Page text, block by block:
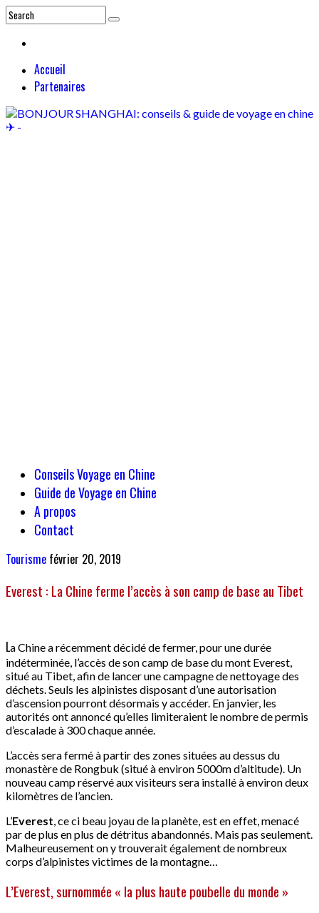
Accueil
Partenaires
Conseils Voyage en Chine
Guide de Voyage en Chine
A propos
Contact
Tourisme février 20, 2019
Everest : La Chine ferme l’accès à son camp de base au Tibet
La Chine a récemment décidé de fermer, pour une durée
indéterminée, l’accès de son camp de base du mont Everest,
situé au Tibet, afin de lancer une campagne de nettoyage des
déchets. Seuls les alpinistes disposant d’une autorisation
d’ascension pourront désormais y accéder. En janvier, les
autorités ont annoncé qu’elles limiteraient le nombre de permis
d’escalade à 300 chaque année.
L’accès sera fermé à partir des zones situées au dessus du
monastère de Rongbuk (situé à environ 5000m d’altitude). Un
nouveau camp réservé aux visiteurs sera installé à environ deux
kilomètres de l’ancien.
L’Everest, ce ci beau joyau de la planète, est en effet, menacé
par de plus en plus de détritus abandonnés. Mais pas seulement.
Malheureusement on y trouverait également de nombreux
corps d’alpinistes victimes de la montagne…
L’Everest, surnommée « la plus haute poubelle du monde »